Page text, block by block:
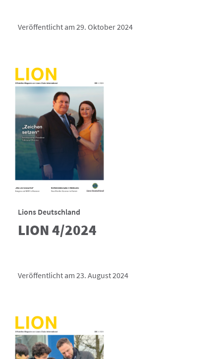
Veröffentlicht am 29. Oktober 2024
Lions Deutschland
LION 4/2024
Veröffentlicht am 23. August 2024